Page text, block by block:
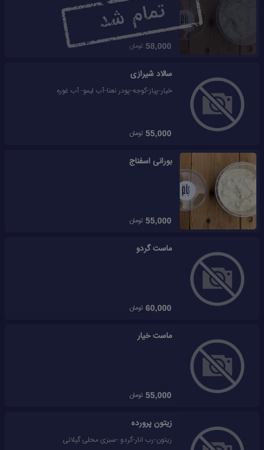
58,000 تومان
سالاد شیرازی
خیار-پیاز-گوجه-پودر نعنا-آب لیمو- آب غوره
55,000 تومان
بورانی اسفناج
55,000 تومان
ماست گردو
60,000 تومان
ماست خیار
55,000 تومان
زیتون پرورده
زیتون-رب انار-گردو -سبزی محلی گیلانی